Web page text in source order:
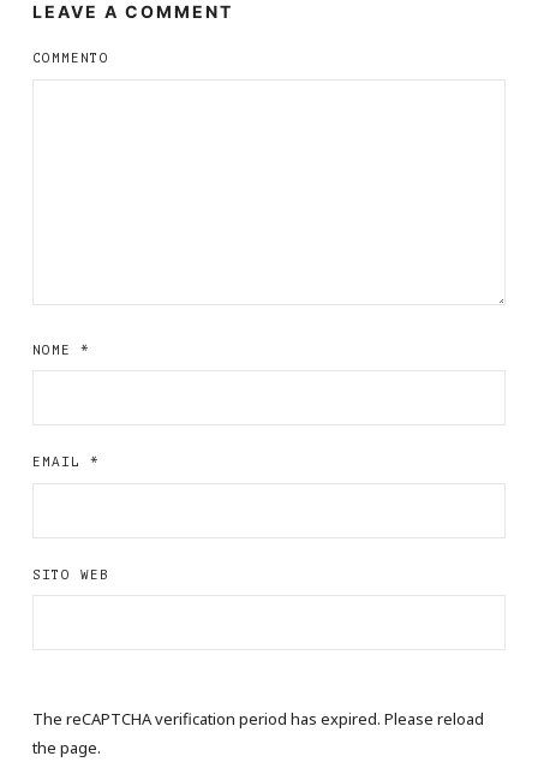
LEAVE A COMMENT
COMMENTO
NOME *
EMAIL *
SITO WEB
The reCAPTCHA verification period has expired. Please reload
the page.